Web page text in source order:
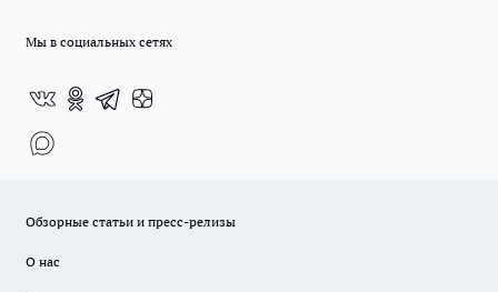
Мы в социальных сетях
Обзорные статьи и пресс-релизы
О нас